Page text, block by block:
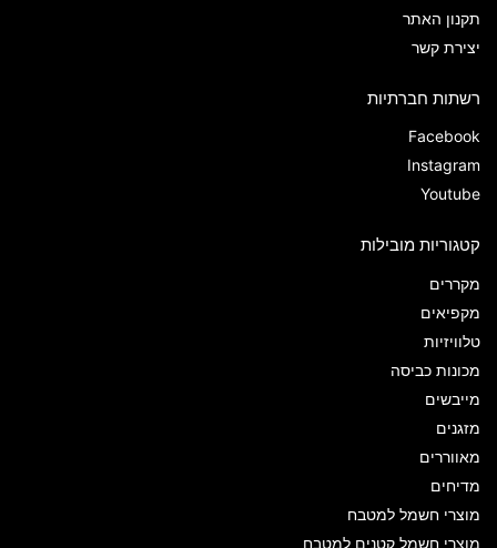
תקנון האתר
יצירת קשר
רשתות חברתיות
Facebook
Instagram
Youtube
קטגוריות מובילות
מקררים
מקפיאים
טלוויזיות
מכונות כביסה
מייבשים
מזגנים
מאווררים
מדיחים
מוצרי חשמל למטבח
מוצרי חשמל קטנים למטבח